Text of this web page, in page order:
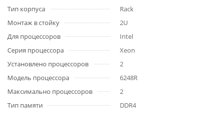
Тип корпуса
Rack
Монтаж в стойку
2U
Для процессоров
Intel
Серия процессора
Xeon
Установлено процессоров
2
Модель процессора
6248R
Максимально процессоров
2
Тип памяти
DDR4